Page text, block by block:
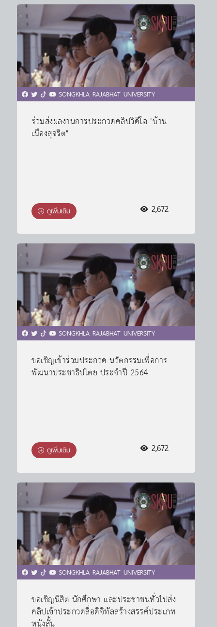
SONGKHLA RAJABHAT UNIVERSITY
ร่วมส่งผลงานการประกวดคลิปวิดีโอ "บ้าน
เมืองสุจริต"
ดูเพิ่มเติม 2,672
SONGKHLA RAJABHAT UNIVERSITY
ขอเชิญเข้าร่วมประกวด นวัตกรรมเพื่อการ
พัฒนาประชาธิปไตย ประจำปี 2564
ดูเพิ่มเติม 2,672
SONGKHLA RAJABHAT UNIVERSITY
ขอเชิญนิสิต นักศึกษา และประชาชนทั่วไปส่ง
คลิปเข้าประกวดสื่อดิจิทัลสร้างสรรค์ประเภท